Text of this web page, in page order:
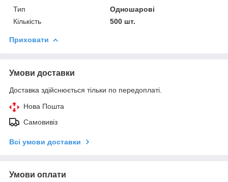
Тип
Одношарові
Кількість
500 шт.
Приховати
Умови доставки
Доставка здійснюється тільки по передоплаті.
Нова Пошта
Самовивіз
Всі умови доставки
Умови оплати